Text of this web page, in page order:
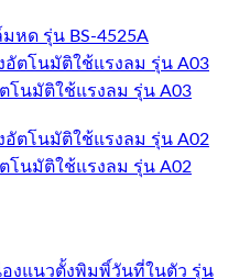
หด รุ่น BS-4525A
โนมัติใช้แรงลม รุ่น A03
โนมัติใช้แรงลม รุ่น A02